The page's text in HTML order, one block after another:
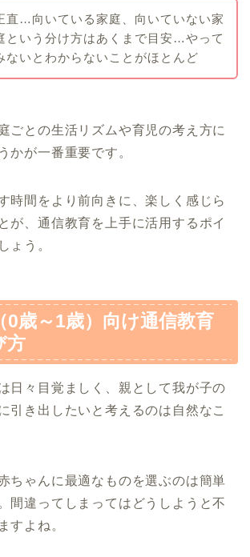
直…向いている家庭、向いていない家
という分け方はあくまで目安…やって
ないとわからないことがほとんど
ごとの生活リズムや育児の考え方に
かが一番重要です。
時間をより前向きに、楽しく感じら
が、通信教育を上手に活用するポイ
ょう。
0歳～1歳）向け通信教育
方
日々目覚ましく、親として我が子の
引き出したいと考えるのは自然なこ
ちゃんに最適なものを選ぶのは簡単
間違ってしまってはどうしようと不
すよね。